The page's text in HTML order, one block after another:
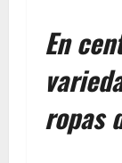
En
ropas